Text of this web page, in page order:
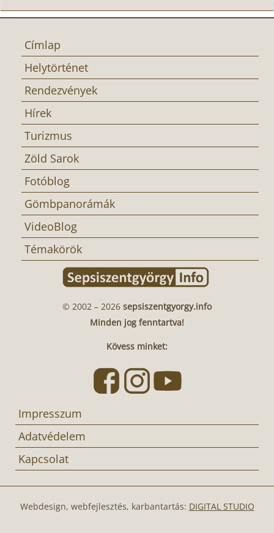
Címlap
Helytörténet
Rendezvények
Hírek
Turizmus
Zöld Sarok
Fotóblog
Gömbpanorámák
VideoBlog
Témakörök
© 2002 – 2026 sepsiszentgyorgy.info
Minden jog fenntartva!
Kövess minket:
Impresszum
Adatvédelem
Kapcsolat
Webdesign, webfejlesztés, karbantartás: DIGITAL STUDIO